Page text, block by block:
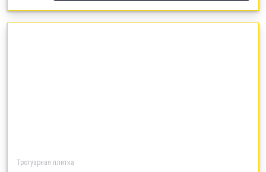
Тротуарная плитка